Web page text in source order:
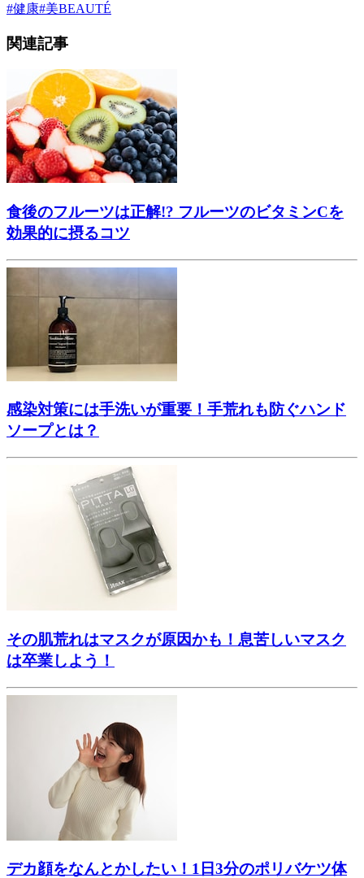
#健康#美BEAUTÉ
関連記事
食後のフルーツは正解!? フルーツのビタミンCを
効果的に摂るコツ
感染対策には手洗いが重要！手荒れも防ぐハンド
ソープとは？
その肌荒れはマスクが原因かも！息苦しいマスク
は卒業しよう！
デカ顔をなんとかしたい！1日3分のポリバケツ体